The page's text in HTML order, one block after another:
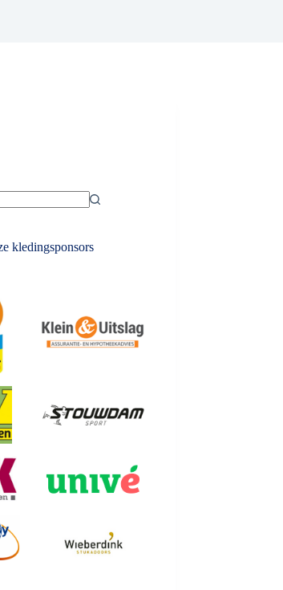
kledingsponsors